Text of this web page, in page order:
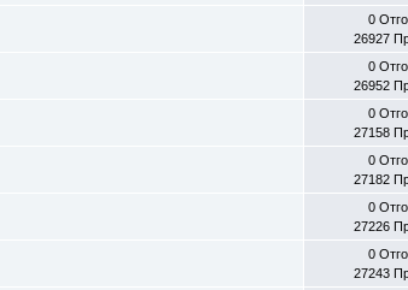
0
26927
0
26952
0
27158
0
27182
0
27226
0
27243